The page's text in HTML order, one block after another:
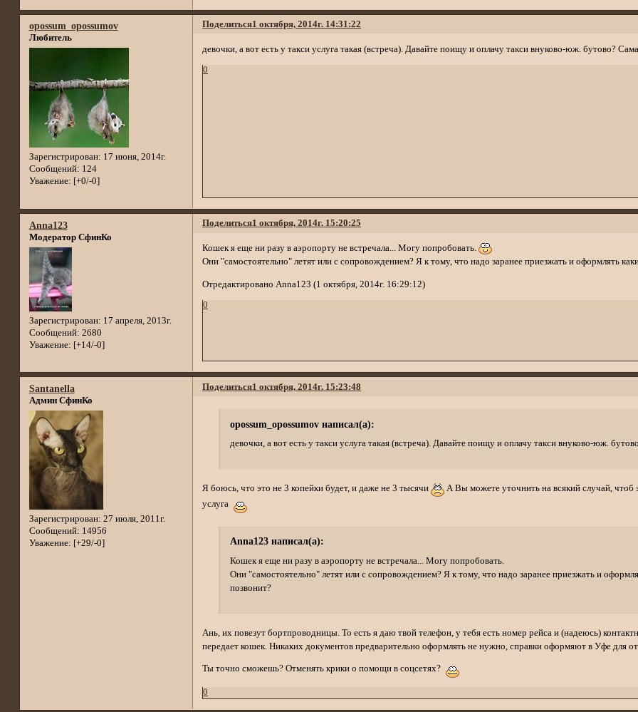
Поделиться1 октября, 2014г. 14:31:22
opossum_opossumov
Любитель
Зарегистрирован: 17 июня, 2014г.
Сообщений: 124
Уважение: [+0/-0]
девочки, а вот есть у такси услуга такая (встреча). Давайте поищу и оплачу такси внуково-юж. бутово?
0
Поделиться1 октября, 2014г. 15:20:25
Anna123
Модератор СфинКо
Зарегистрирован: 17 апреля, 2013г.
Сообщений: 2680
Уважение: [+14/-0]
Кошек я еще ни разу в аэропорту не встречала... Могу попробовать.
Они "самостоятельно" летят или с сопровождением? Я к тому, что надо заранее приезжать и оформлять
Отредактировано Anna123 (1 октября, 2014г. 16:29:12)
0
Поделиться1 октября, 2014г. 15:23:48
Santanella
Админ СфинКо
Зарегистрирован: 27 июля, 2011г.
Сообщений: 14956
Уважение: [+29/-0]
opossum_opossumov написал(а):
девочки, а вот есть у такси услуга такая (встреча). Давайте поищу и оплачу такси внуково-юж.
Я боюсь, что это не 3 копейки будет, и даже не 3 тысячи
А Вы можете уточнить на всякий случай, чтоб
услуга
Anna123 написал(а):
Кошек я еще ни разу в аэропорту не встречала... Могу попробовать.
Они "самостоятельно" летят или с сопровождением? Я к тому, что надо заранее приезжать и
позвонит?
Ань, их повезут бортпроводницы. То есть я даю твой телефон, у тебя есть номер рейса и (надеюсь)
передает кошек. Никаких документов предварительно оформлять не нужно, справки оформяют в Уфе для
Ты точно сможешь? Отменять крики о помощи в соцсетях?
0